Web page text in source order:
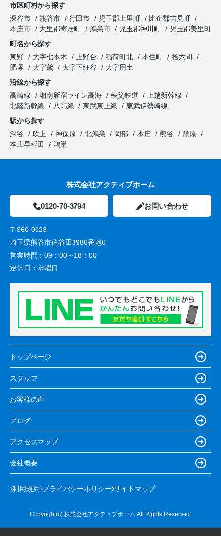
市区町村から探す
深谷市
熊谷市 行田市 児玉郡上里町
比企郡吉見町
本庄市
大里郡寄居町 鴻巣市 児玉郡神川町
児玉郡美里町
町名から探す
東野
大字七本木 上野台 稲荷町北 本住町
拾六間
肥塚
大字黛 大字下細谷
大字用土
沿線から探す
高崎線
湘南新宿ライン高海 秩父鉄道
上越新幹線
北陸新幹線
八高線 東武東上線
東武伊勢崎線
駅から探す
深谷
吹上 神保原 北鴻巣 岡部 本庄 熊谷
籠原
本庄早稲田
鴻巣
株式会社アクティブホーム
0120-70-3794 お問い合わせ
〒360-0023
埼玉県熊谷市佐谷田3986番地6
営業時間： 09：00～18：00
定休日： 水曜日
トップページ
スタッフ
お客様の声
ブログ
アクセスマップ
会社概要
利用規約 プライバシーポリシー サイトマップ
Copyright(c) 株式会社アクティブホーム All Rights Reserved.